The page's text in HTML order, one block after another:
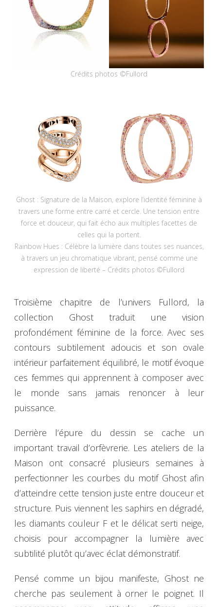
Crédits photos ©Fullord
Ghost : Signature de la Maison, explore l’identité féminine à
travers une forme entre carré et cercle. Une tension entre
force et douceur, qui fait écho aux multiples facettes de
celles qui la portent.
Rainbow Hues : Célèbre la lumière dans toutes ses nuances,
à travers un jeu chromatique vibrant, pensé comme une
expression de liberté – Crédits photos ©Fullord
Troisième chapitre de l’univers Fullord, la
collection Ghost traduit une vision
profondément féminine de la force. Avec ses
contours subtilement adoucis et son ovale
intérieur parfaitement équilibré, le motif évoque
ces femmes qui apprennent à composer avec
le monde sans jamais renoncer à leur
puissance.
Derrière l’épure du dessin se cache un
important travail d’orfèvrerie. Les ateliers de la
Maison ont consacré plusieurs semaines à
perfectionner les courbes du motif Ghost afin
d’atteindre cette tension juste entre douceur et
structure. Puis viennent les saphirs en dégradé,
les diamants couleur F et le délicat serti neige,
choisis pour accompagner la lumière avec
subtilité plutôt qu’avec éclat démonstratif.
Pensé comme un bijou manifeste, Ghost ne
cherche pas seulement à orner le poignet. Il